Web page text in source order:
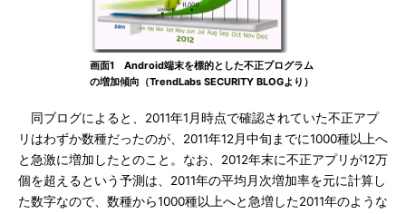
画面1 Android端末を標的とした不正プログラム
の増加傾向（TrendLabs SECURITY BLOGより）
同ブログによると、2011年1月時点で確認されていた不正アプ
リはわずか数種だったのが、2011年12月中旬までに1000種以上へ
と急激に増加したとのこと。なお、2012年末に不正アプリが12万
個を超えるという予測は、2011年の平均月次増加率を元に計算し
た数字なので、数種から1000種以上へと急増した2011年のような